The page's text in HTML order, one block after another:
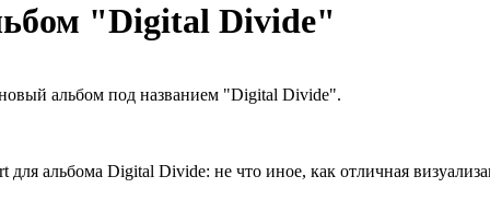
"Digital Divide"
альбом под названием "Digital Divide".
альбома Digital Divide: не что иное, как отличная